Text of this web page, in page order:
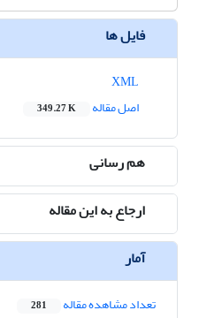
فایل ها
اصل مقاله
349.27 K
هم رسانی
ارجاع به این مقاله
آمار
تعداد مشاهده مقاله 281